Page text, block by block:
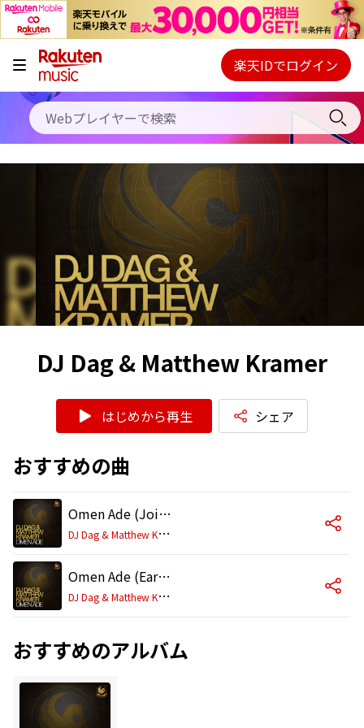
キャンペーン
料金プラン
使い方
初回30日間無料お試し
Webプレイヤー
ご契約内容の確認・変更
楽天IDでログイン
DJ Dag & Matthew Kramer
はじめから再生 シェア
おすすめの曲
Omen Ade (Join The Tribe Mix)
D
J Dag & Matthew Kramer
Omen Ade (Early Morning Mix)
D
J Dag & Matthew Kramer
おすすめのアルバム